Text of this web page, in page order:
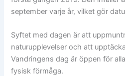
september varje år, vilket gör
Syftet med dagen är att
naturupplevelser och att
Vandringens dag är öppen för
fysisk förmåga.